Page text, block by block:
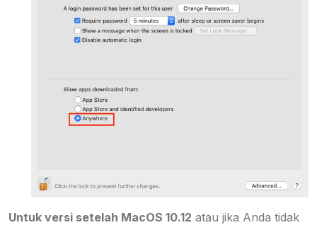
Untuk versi setelah MacOS 10.12 atau jika Anda tidak